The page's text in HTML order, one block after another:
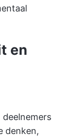
en
denken,